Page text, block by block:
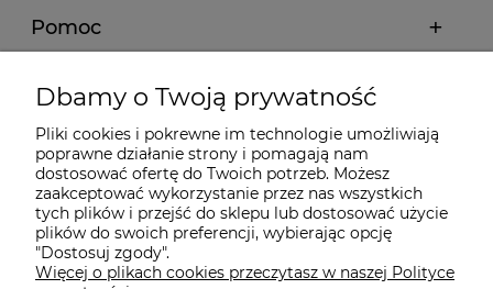
Pomoc
Moje konto
Płatności i dostawa
Informacje
O nas
Dbamy o Twoją prywatność
Pliki cookies i pokrewne im technologie umożliwiają
poprawne działanie strony i pomagają nam
dostosować ofertę do Twoich potrzeb. Możesz
zaakceptować wykorzystanie przez nas wszystkich
tych plików i przejść do sklepu lub dostosować użycie
plików do swoich preferencji, wybierając opcję
"Dostosuj zgody".
Więcej o plikach cookies przeczytasz w naszej Polityce